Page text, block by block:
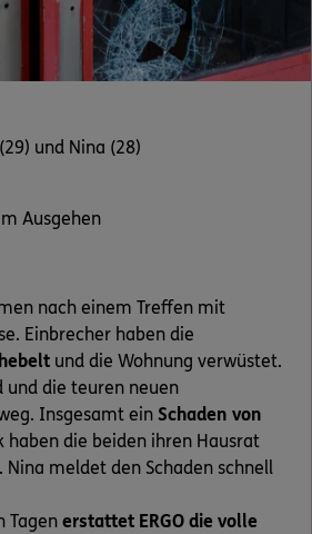
und Nina (28)
Ausgehen
nach einem Treffen mit
Einbrecher haben die
und die Wohnung verwüstet.
und die teuren neuen
Insgesamt ein Schaden von
haben die beiden ihren Hausrat
Nina meldet den Schaden schnell
Tagen erstattet ERGO die volle